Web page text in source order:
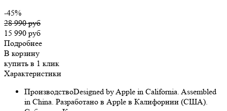
-45%
28 990 руб
15 990 руб
Подробнее
В корзину
купить в 1 клик
Характеристики
ПроизводствоDesigned by Apple in California. Assembled
in China. Разработано в Apple в Калифорнии (США).